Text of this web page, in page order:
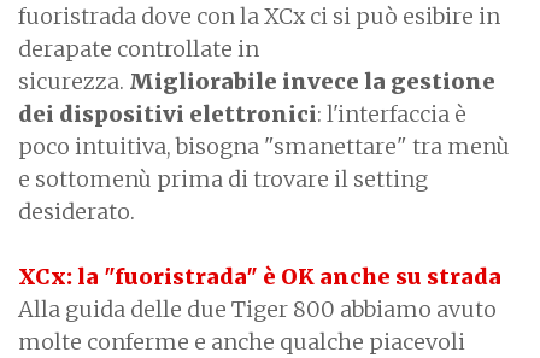
fuoristrada dove con la XCx ci si può esibire in
derapate controllate in
sicurezza. Migliorabile invece la gestione
dei dispositivi elettronici: l'interfaccia è
poco intuitiva, bisogna "smanettare" tra menù
e sottomenù prima di trovare il setting
desiderato.
XCx: la "fuoristrada" è OK anche su strada
Alla guida delle due Tiger 800 abbiamo avuto
molte conferme e anche qualche piacevoli